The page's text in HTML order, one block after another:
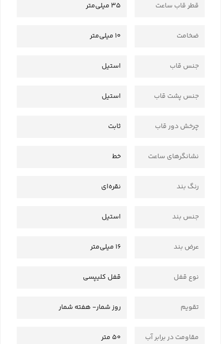
قطر قاب ساعت 35 میلی‌متر
ضخامت 10 میلی‌متر
جنس قاب استیل
جنس پشت قاب استیل
چرخش دور قاب ثابت
نشانگرهای ساعت خط
رنگ بند نقره‌ای
جنس بند استیل
عرض بند 16 میلی‌متر
نوع قفل قفل کلیپسی
تقویم روز شمار- هفته شمار
مقاومت در برابر آب 50 متر